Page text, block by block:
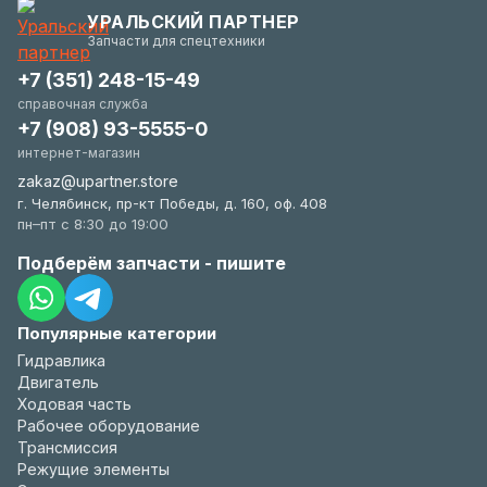
гибки и всегда заинтересованы в вашем
удобстве.
УРАЛЬСКИЙ ПАРТНЕР
Запчасти для спецтехники
Популярные категории
Гидравлика
Двигатель
Ходовая часть
Рабочее оборудование
Трансмиссия
Режущие элементы
+7 (351) 248-15-49
справочная служба
+7 (908) 93-5555-0
интернет-магазин
zakaz@upartner.store
г. Челябинск, пр-кт Победы, д. 160, оф. 408
пн–пт с 8:30 до 19:00
Подберём запчасти - пишите